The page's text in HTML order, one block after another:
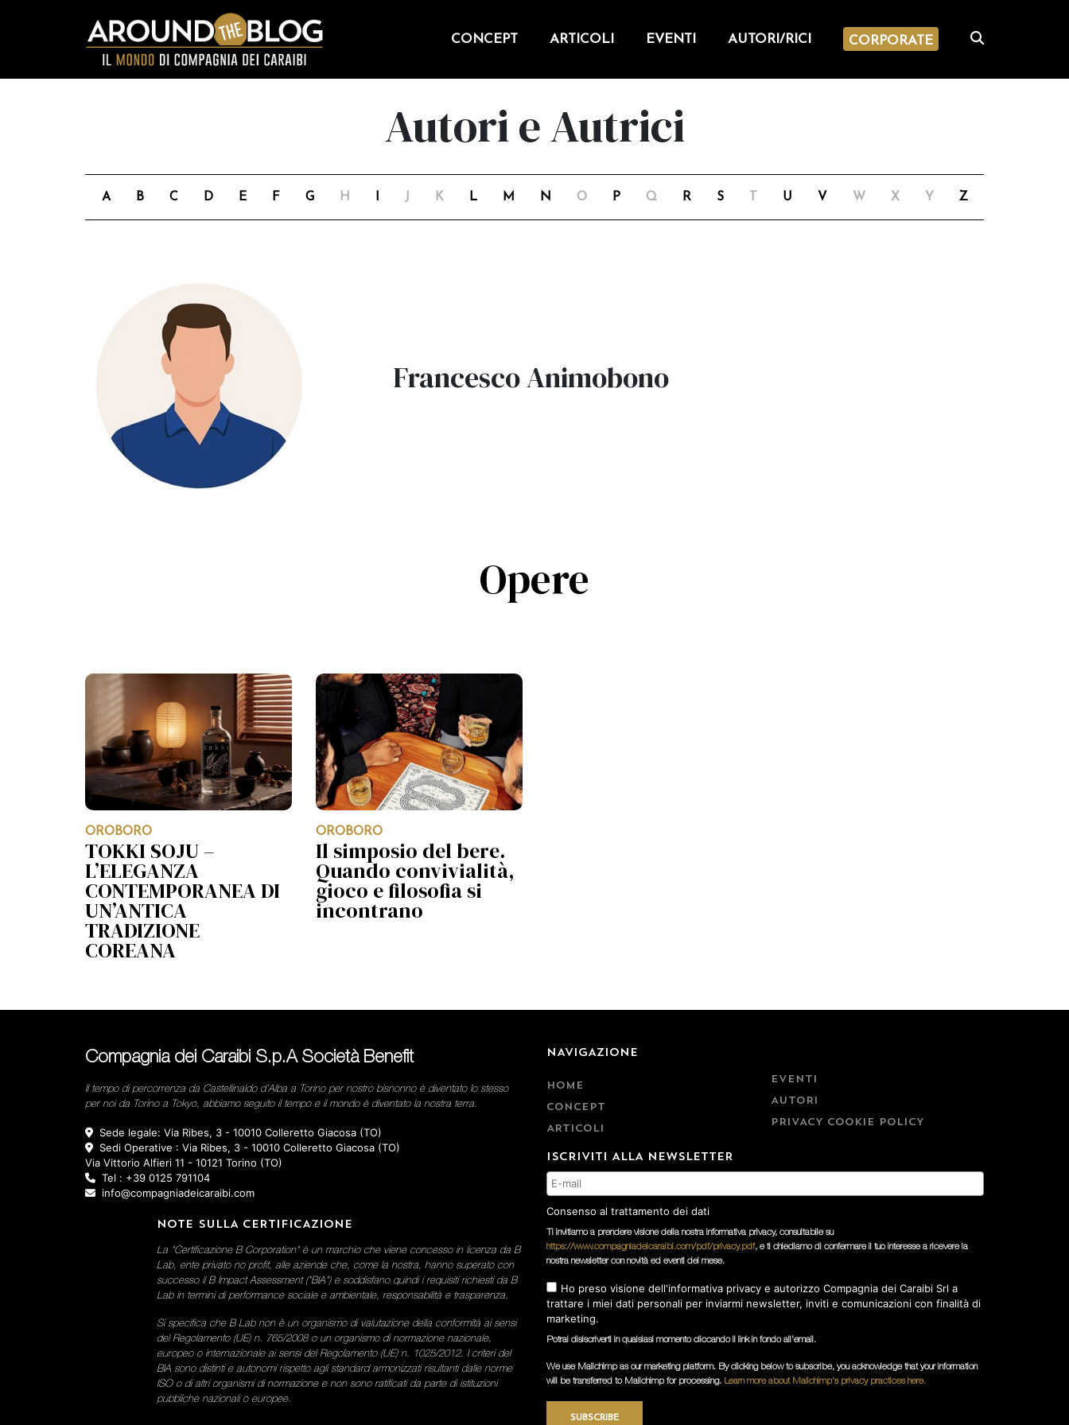
CONCEPT ARTICOLI EVENTI AUTORI/RICI CORPORATE
Autori e Autrici
A B C D E F G H J K L M N O P Q R S U V W X Y Z
Francesco Animobono
Opere
OROBORO
TOKKI SOJU –
L’ELEGANZA
CONTEMPORANEA DI
UN’ANTICA
TRADIZIONE
COREANA
OROBORO
Il simposio del bere.
Quando convivialità,
gioco e filosofia si
incontrano
Compagnia dei Caraibi S.p.A Società Benefit
Il tempo di percorrenza da Castellinaldo d'Alba a Torino per nostro bisnonno è diventato lo stesso
per noi da Torino a Tokyo, abbiamo seguito il tempo e il mondo è diventato la nostra terra.
Sede legale: Via Ribes, 3 - 10010 Colleretto Giacosa (TO)
Sedi Operative : Via Ribes, 3 - 10010 Colleretto Giacosa (TO)
Via Vittorio Alfieri 11 - 10121 Torino (TO)
Tel : +39 0125 791104
info@compagniadeicaraibi.com
NOTE SULLA CERTIFICAZIONE
La "Certificazione B Corporation" è un marchio che viene concesso in licenza da B
Lab, ente privato no profit, alle aziende che, come la nostra, hanno superato con
successo il B Impact Assessment ("BIA") e soddisfano quindi i requisiti richiesti da B
Lab in termini di performance sociale e ambientale, responsabilità e trasparenza.
Si specifica che B Lab non è un organismo di valutazione della conformità ai sensi
del Regolamento (UE) n. 765/2008 o un organismo di normazione nazionale,
europeo o internazionale ai sensi del Regolamento (UE) n. 1025/2012. I criteri del
BIA sono distinti e autonomi rispetto agli standard armonizzati risultanti dalle norme
ISO o di altri organismi di normazione e non sono ratificati da parte di istituzioni
pubbliche nazionali o europee.
NAVIGAZIONE
HOME
CONCEPT
ARTICOLI
EVENTI
AUTORI
PRIVACY COOKIE POLICY
ISCRIVITI ALLA NEWSLETTER
Consenso al trattamento dei dati
Ti invitiamo a prendere visione della nostra informativa privacy, consultabile su
https://www.compagniadeicaraibi.com/pdf/privacy.pdf, e ti chiediamo di confermare il tuo interesse a ricevere la
nostra newsletter con novità ed eventi del mese.
Ho preso visione dell'informativa privacy e autorizzo Compagnia dei Caraibi Srl a
trattare i miei dati personali per inviarmi newsletter, inviti e comunicazioni con finalità di
marketing.
Potrai disiscriverti in qualsiasi momento cliccando il link in fondo all'email.
We use Mailchimp as our marketing platform. By clicking below to subscribe, you acknowledge that your information
will be transferred to Mailchimp for processing. Learn more about Mailchimp's privacy practices here.